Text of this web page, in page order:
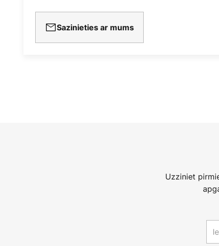
Sazinieties ar mums
Uzziniet